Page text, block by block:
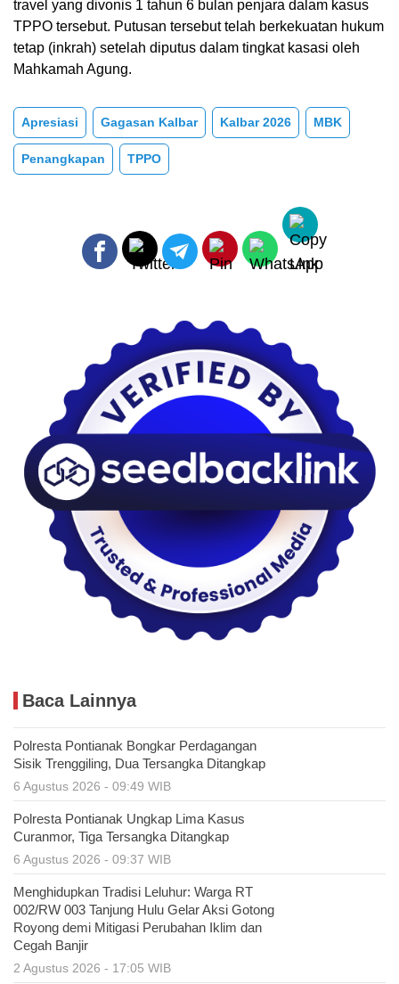
travel yang divonis 1 tahun 6 bulan penjara dalam kasus
TPPO tersebut. Putusan tersebut telah berkekuatan hukum
tetap (inkrah) setelah diputus dalam tingkat kasasi oleh
Mahkamah Agung.
Apresiasi Gagasan Kalbar Kalbar 2026 MBK
Penangkapan TPPO
Baca Lainnya
Polresta Pontianak Bongkar Perdagangan
Sisik Trenggiling, Dua Tersangka Ditangkap
6 Agustus 2026 - 09:49 WIB
Polresta Pontianak Ungkap Lima Kasus
Curanmor, Tiga Tersangka Ditangkap
6 Agustus 2026 - 09:37 WIB
Menghidupkan Tradisi Leluhur: Warga RT
002/RW 003 Tanjung Hulu Gelar Aksi Gotong
Royong demi Mitigasi Perubahan Iklim dan
Cegah Banjir
2 Agustus 2026 - 17:05 WIB